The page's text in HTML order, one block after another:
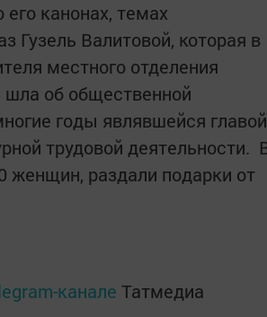
канонах, темах
Гузель Валитовой, которая в
местного отделения
шла об общественной
годы являвшейся главой
трудовой деятельности.
женщин, раздали подарки от
канале Татмедиа